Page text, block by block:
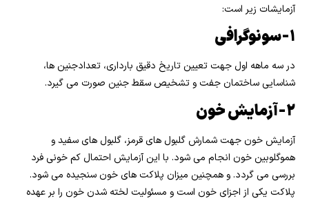
آزمایشات زیر است:
۱-سونوگرافی
در سه ماهه اول جهت تعیین تاریخ دقیق بارداری، تعدادجنین ها،
شناسایی ساختمان جفت و تشخیص سقط جنین صورت می گیرد.
۲-آزمایش خون
آزمایش خون جهت شمارش گلبول های قرمز، گلبول های سفید و
هموگلوبین خون انجام می شود. با این آزمایش احتمال کم خونی فرد
بررسی می گردد. و همچنین میزان پلاکت های خون سنجیده می شود.
پلاکت یکی از اجزای خون است و مسئولیت لخته شدن خون را بر عهده